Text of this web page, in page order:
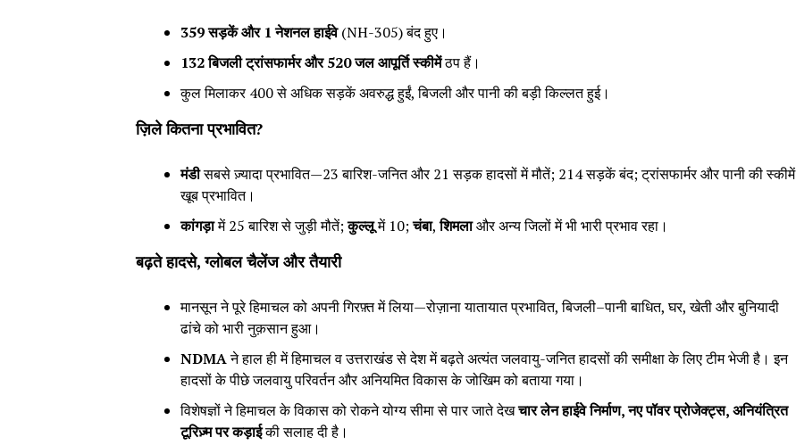
359सड़कें और 1नेशनल हाईवे(NH-305) बंद हुए।
132बिजली ट्रांसफार्मर और 520जल आपूर्ति स्कीमेंठप हैं।
कुल मिलाकर 400 से अधिक सड़कें अवरुद्ध हुईं, बिजली और पानी की बड़ी किल्लत हुई।
ज़िले कितना प्रभावित?
मंडीसबसे ज़्यादा प्रभावित—23 बारिश-जनित और 21 सड़क हादसों में मौतें; 214 सड़कें बंद; ट्रांसफार्मर और पानी की स्कीमें
खूब प्रभावित।
कांगड़ामें 25 बारिश से जुड़ी मौतें;कुल्लूमें 10;चंबा,शिमलाऔर अन्य जिलों में भी भारी प्रभाव रहा।
बढ़ते हादसे,ग्लोबल चैलेंज और तैयारी
मानसून ने पूरे हिमाचल को अपनी गिरफ़्त में लिया—रोज़ाना यातायात प्रभावित, बिजली–पानी बाधित, घर, खेती और बुनियादी
ढांचे को भारी नुक़सान हुआ।
NDMAने हाल ही में हिमाचल व उत्तराखंड से देश में बढ़ते अत्यंत जलवायु-जनित हादसों की समीक्षा के लिए टीम भेजी है। इन
हादसों के पीछे जलवायु परिवर्तन और अनियमित विकास के जोखिम को बताया गया।
विशेषज्ञों ने हिमाचल के विकास को रोकने योग्य सीमा से पार जाते देखचार लेन हाईवे निर्माण,नए पॉवर प्रोजेक्ट्स,अनियंत्रित
टूरिज़्म पर कड़ाईकी सलाह दी है।